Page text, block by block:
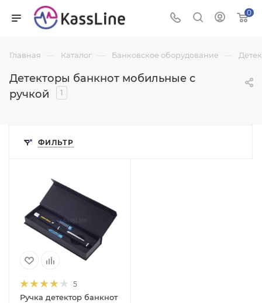
0
Главная — Каталог — Банковское оборудование —
Детекторы банкнот мобильные с
ручкой
1
ФИЛЬТР
5
Ручка детектор банкнот